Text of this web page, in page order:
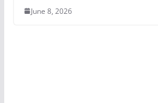
June 8, 2026